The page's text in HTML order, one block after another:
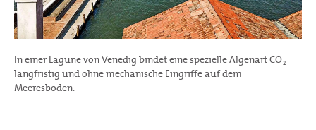
In einer Lagune von Venedig bindet eine spezielle Algenart CO2
langfristig und ohne mechanische Eingriffe auf dem
Meeresboden.